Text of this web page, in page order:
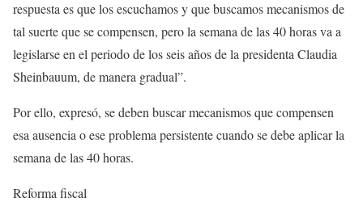
respuesta es que los escuchamos y que buscamos mecanismos de
tal suerte que se compensen, pero la semana de las 40 horas va a
legislarse en el periodo de los seis años de la presidenta Claudia
Sheinbauum, de manera gradual”.
Por ello, expresó, se deben buscar mecanismos que compensen
esa ausencia o ese problema persistente cuando se debe aplicar la
semana de las 40 horas.
Reforma fiscal